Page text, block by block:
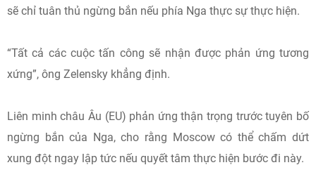
sẽ chỉ tuân thủ ngừng bắn nếu phía Nga thực sự thực hiện.
“Tất cả các cuộc tấn công sẽ nhận được phản ứng tương
xứng”, ông Zelensky khẳng định.
Liên minh châu Âu (EU) phản ứng thận trọng trước tuyên bố
ngừng bắn của Nga, cho rằng Moscow có thể chấm dứt
xung đột ngay lập tức nếu quyết tâm thực hiện bước đi này.